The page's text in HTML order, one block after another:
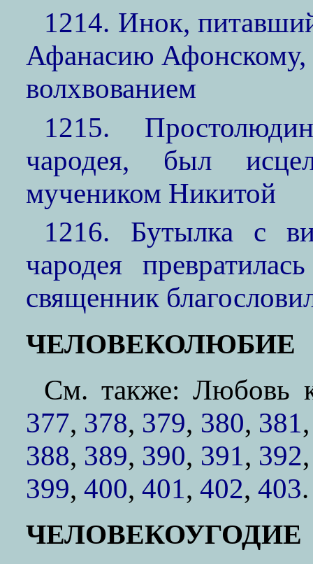
1214. Инок,
Афанасию Афонскому,
волхвованием
1215.
чародея, был
мучеником Никитой
1216. Бутылка с
чародея
священник
ЧЕЛОВЕКОЛЮБИЕ
См. также:
377, 378, 379, 380, 381
388, 389, 390, 391, 392
399, 400, 401, 402, 403.
ЧЕЛОВЕКОУГОДИЕ